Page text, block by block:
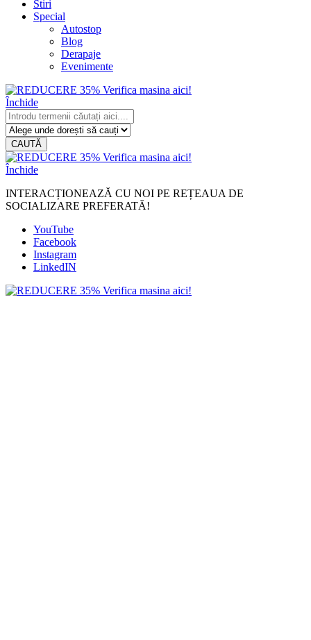
Stiri
Special
Autostop
Blog
Derapaje
Evenimente
Închide
CAUTĂ
Închide
INTERACȚIONEAZĂ CU NOI PE REȚEAUA DE
SOCIALIZARE PREFERATĂ!
YouTube
Facebook
Instagram
LinkedIN